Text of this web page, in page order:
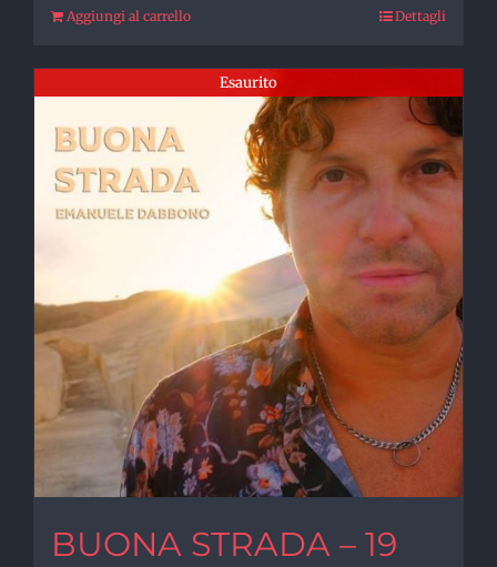
Aggiungi al carrello Dettagli
Esaurito
BUONA STRADA – 19